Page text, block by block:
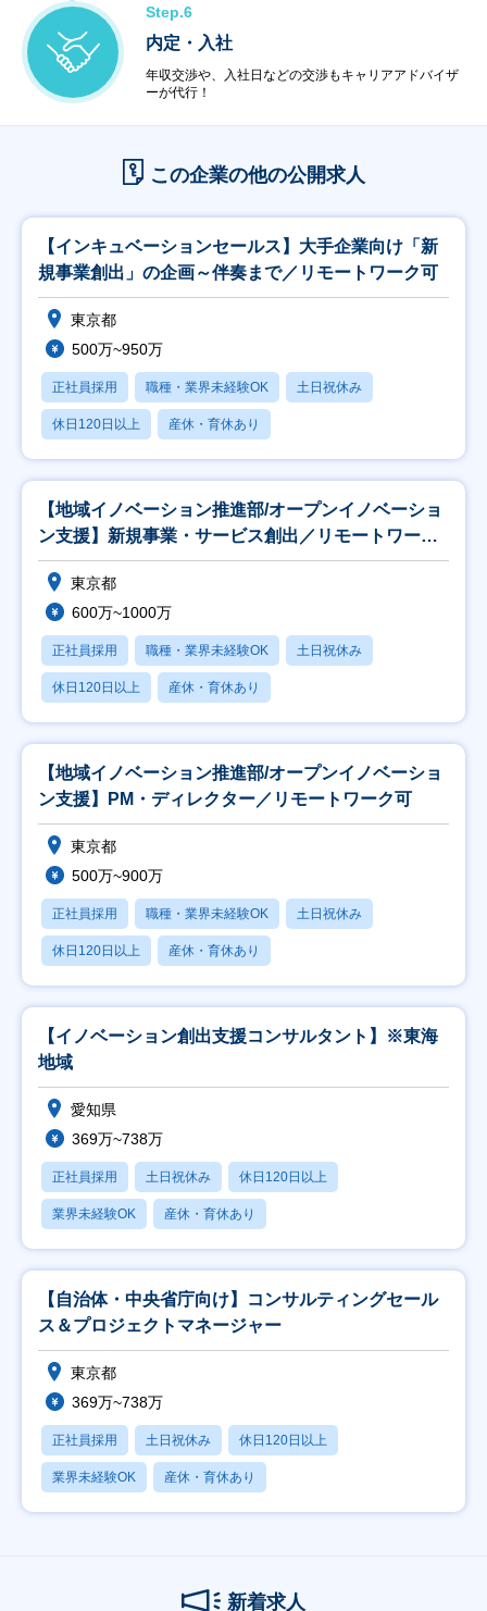
Step.6
内定・入社
年収交渉や、入社日などの交渉もキャリアアドバイザ
ーが代行！
この企業の他の公開求人
【インキュベーションセールス】大手企業向け「新
規事業創出」の企画～伴奏まで／リモートワーク可
東京都
500万~950万
正社員採用 職種・業界未経験OK 土日祝休み
休日120日以上 産休・育休あり
【地域イノベーション推進部/オープンイノベーショ
ン支援】新規事業・サービス創出／リモートワーク
可
東京都
600万~1000万
正社員採用 職種・業界未経験OK 土日祝休み
休日120日以上 産休・育休あり
【地域イノベーション推進部/オープンイノベーショ
ン支援】PM・ディレクター／リモートワーク可
東京都
500万~900万
正社員採用 職種・業界未経験OK 土日祝休み
休日120日以上 産休・育休あり
【イノベーション創出支援コンサルタント】※東海
地域
愛知県
369万~738万
正社員採用 土日祝休み 休日120日以上
業界未経験OK 産休・育休あり
【自治体・中央省庁向け】コンサルティングセール
ス＆プロジェクトマネージャー
東京都
369万~738万
正社員採用 土日祝休み 休日120日以上
業界未経験OK 産休・育休あり
新着求人